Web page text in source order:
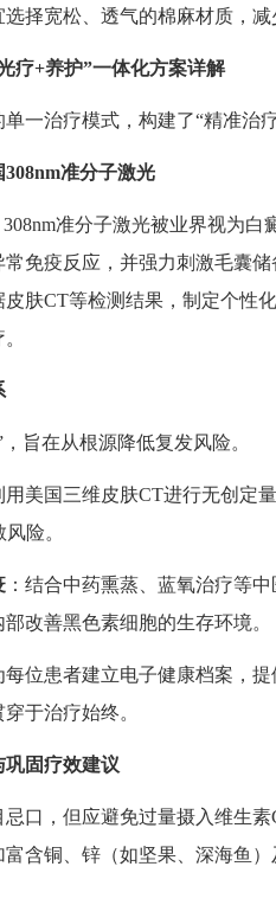
择宽松、透气的棉麻材质，减
疗+养护”一体化方案详解
治疗模式，构建了“精准治疗
准分子激光
准分子激光被业界视为白
免疫反应，并强力刺激毛囊
肤CT等检测结果，制定个性
在从根源降低复发风险。
用美国三维皮肤CT进行无创定
险。
：结合中药熏蒸、蓝氧治疗等
改善黑色素细胞的生存环境。
每位患者建立电子健康档案，
于治疗始终。
巩固疗效建议
忌口，但应避免过量摄入维生
富含铜、锌（如坚果、深海鱼